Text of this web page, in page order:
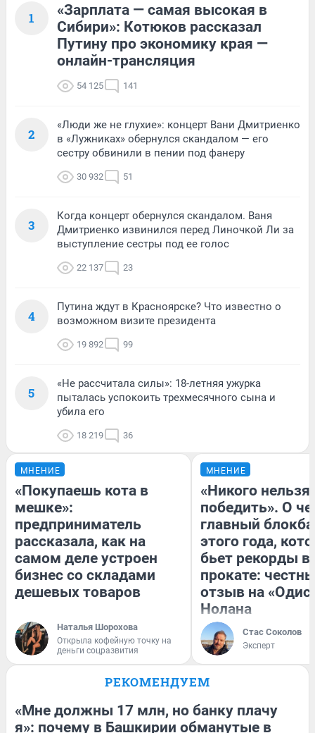
1
«Зарплата — самая высокая в
Сибири»: Котюков рассказал
Путину про экономику края —
онлайн-трансляция
54 125 141
2
«Люди же не глухие»: концерт Вани Дмитриенко
в «Лужниках» обернулся скандалом — его
сестру обвинили в пении под фанеру
30 932 51
3
Когда концерт обернулся скандалом. Ваня
Дмитриенко извинился перед Линочкой Ли за
выступление сестры под ее голос
22 137 23
4
Путина ждут в Красноярске? Что известно о
возможном визите президента
19 892 99
5
«Не рассчитала силы»: 18-летняя ужурка
пыталась успокоить трехмесячного сына и
убила его
18 219 36
МНЕНИЕ
«Покупаешь кота в
мешке»:
предприниматель
рассказала, как на
самом деле устроен
бизнес со складами
дешевых товаров
Наталья Шорохова
Открыла кофейную точку на
деньги соцразвития
МНЕНИЕ
«Никого нельзя
победить». О
главный
этого года,
бьет рекорды в
прокате:
отзыв на
Нолана
Стас Соколов
Эксперт
РЕКОМЕНДУЕМ
«Мне должны 17 млн, но банку плачу
я»: почему в Башкирии обманутые в